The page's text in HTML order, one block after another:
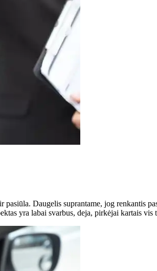
Daugelis suprantame, jog renkantis
yra labai svarbus, deja, pirkėjai kartais